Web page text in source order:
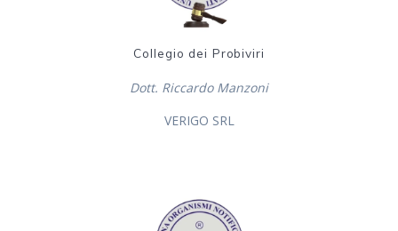
Collegio dei Probiviri
Dott. Riccardo Manzoni
VERIGO SRL